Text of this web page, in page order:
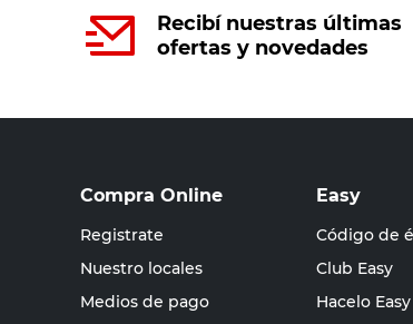
Recibí nuestras últimas
ofertas y novedades
Compra Online
Registrate
Nuestro locales
Medios de pago
Easy
Código de
Club Easy
Hacelo Easy